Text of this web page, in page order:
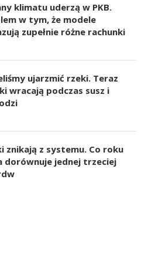
klimatu uderzą w PKB.
w tym, że modele
zupełnie różne rachunki
ujarzmić rzeki. Teraz
wracają podczas susz i
znikają z systemu. Co roku
dorównuje jednej trzeciej